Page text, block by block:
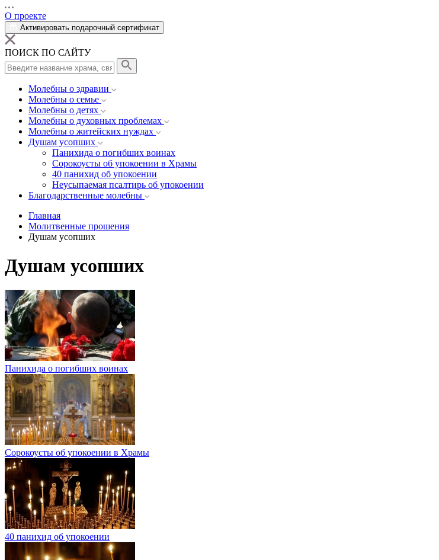
О проекте
Активировать подарочный сертификат
ПОИСК ПО САЙТУ
Молебны о здравии
Молебны о семье
Молебны о детях
Молебны о духовных проблемах
Молебны о житейских нуждах
Душам усопших
Панихида о погибших воинах
Сорокоусты об упокоении в Храмы
40 панихид об упокоении
Неусыпаемая псалтирь об упокоении
Благодарственные молебны
Главная
Молитвенные прошения
Душам усопших
Душам усопших
Панихида о погибших воинах
Сорокоусты об упокоении в Храмы
40 панихид об упокоении